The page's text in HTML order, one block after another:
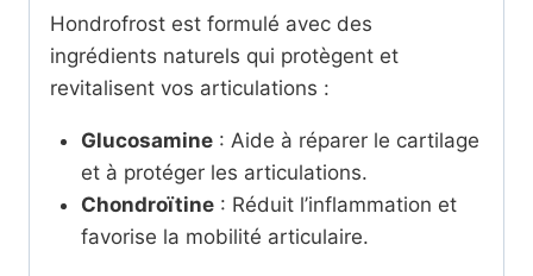
Hondrofrost est formulé avec des
ingrédients naturels qui protègent et
revitalisent vos articulations :
Glucosamine: Aide à réparer le cartilage
et à protéger les articulations.
Chondroïtine: Réduit l’inflammation et
favorise la mobilité articulaire.